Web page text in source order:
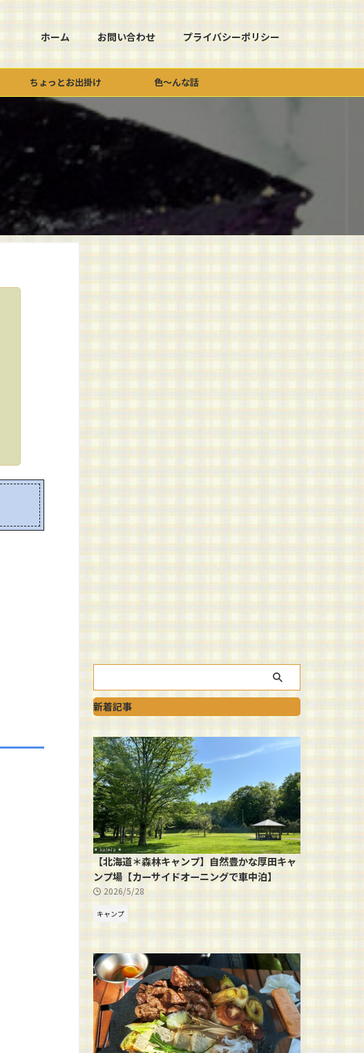
ホーム お問い合わせ プライバシーポリシー
ちょっとお出掛け 色～んな話
新着記事
【北海道＊森林キャンプ】自然豊かな厚田キャ
ンプ場【カーサイドオーニングで車中泊】
2026/5/28
キャンプ